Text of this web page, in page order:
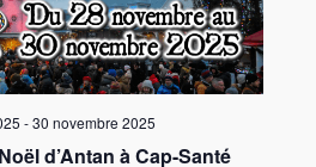
d’Antan à Cap-Santé
-30 novembre 2025